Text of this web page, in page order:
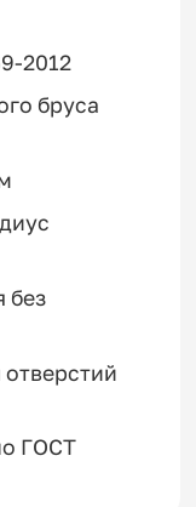
2012
бруса
без
ГОСТ